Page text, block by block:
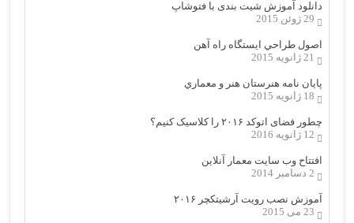
دانلود آموزش شیت بندی با فتوشاپ
29 ژوئن 2015
اصول طراحي ایستگاه راه آهن
21 ژانویه 2015
پایان نامه هنرستان هنر و معماري
18 ژانویه 2015
چطور فضای اتوکد ۲۰۱۶ را کلاسیک کنیم؟
12 ژانویه 2016
افتتاح وب سایت معمار آنلاین
2 دسامبر 2014
آموزش نصب رویت آرشیتکچر ۲۰۱۶
23 می 2015